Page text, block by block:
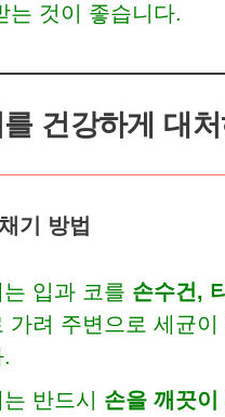
는 것이 좋습니다.
건강하게 대
기 방법
입과 코를 손수건,
가려 주변으로 세균
반드시 손을 깨끗이